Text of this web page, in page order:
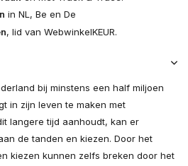
in NL, Be en De
, lid van WebwinkelKEUR.
bij minstens een half miljoen
in zijn leven te maken met
langere tijd aanhoudt, kan er
de tanden en kiezen. Door het
kiezen kunnen zelfs breken door het